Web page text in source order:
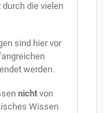
die vielen
sind hier vor
werden.
nicht von
Wissen